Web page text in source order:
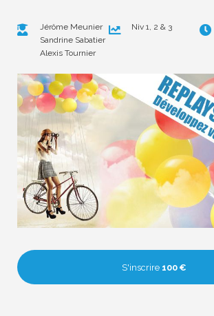
Jérôme Meunier
Sandrine Sabatier
Alexis Tournier
Niv 1, 2 & 3
S'inscrire 100 €